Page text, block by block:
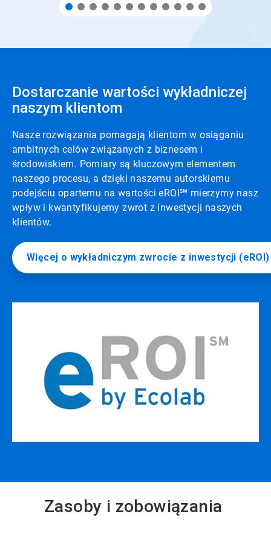
Dostarczanie wartości wykładniczej
naszym klientom
Nasze rozwiązania pomagają klientom w osiąganiu
ambitnych celów związanych z biznesem i
środowiskiem. Pomiary są kluczowym elementem
naszego procesu, a dzięki naszemu autorskiemu
podejściu opartemu na wartości eROI℠ mierzymy nasz
wpływ i kwantyfikujemy zwrot z inwestycji naszych
klientów.
Więcej o wykładniczym zwrocie z inwestycji (eROI)
Zasoby i zobowiązania